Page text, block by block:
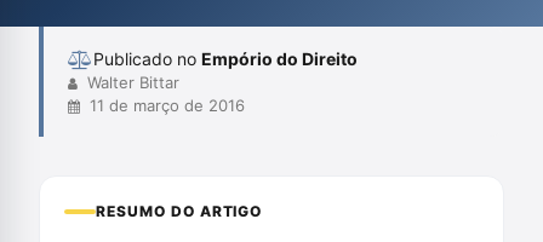
Publicado no Empório do Direito
Walter Bittar
11 de março de 2016
RESUMO DO ARTIGO